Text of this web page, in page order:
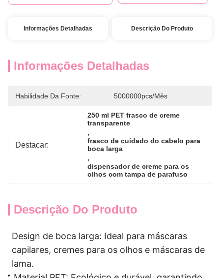
Informações Detalhadas Descrição Do Produto
Informações Detalhadas
Habilidade Da Fonte: 5000000pcs/mês
Destacar:
250 ml PET frasco de creme
transparente
,
frasco de cuidado do cabelo para
boca larga
,
dispensador de creme para os
olhos com tampa de parafuso
Descrição Do Produto
Design de boca larga: Ideal para máscaras
capilares, cremes para os olhos e máscaras de
lama.